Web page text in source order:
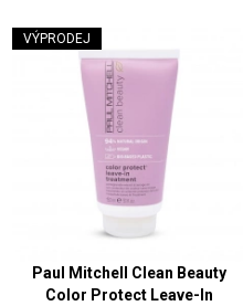
VÝPRODEJ
Paul Mitchell Clean Beauty
Color Protect Leave-In